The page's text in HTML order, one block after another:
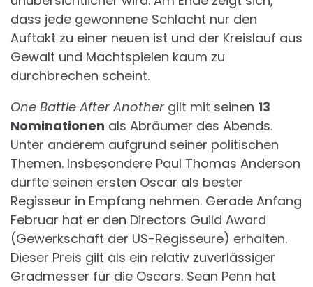
dass jede gewonnene Schlacht nur den
Auftakt zu einer neuen ist und der Kreislauf aus
Gewalt und Machtspielen kaum zu
durchbrechen scheint.
One Battle After Another gilt mit seinen 13
Nominationen als Abräumer des Abends.
Unter anderem aufgrund seiner politischen
Themen. Insbesondere Paul Thomas Anderson
dürfte seinen ersten Oscar als bester
Regisseur in Empfang nehmen. Gerade Anfang
Februar hat er den Directors Guild Award
(Gewerkschaft der US-Regisseure) erhalten.
Dieser Preis gilt als ein relativ zuverlässiger
Gradmesser für die Oscars. Sean Penn hat